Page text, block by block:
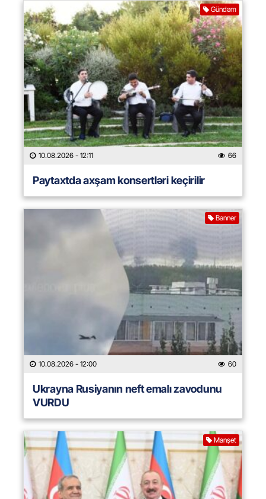
Gündəm
10.08.2026 - 12:11 66
Paytaxtda axşam konsertləri keçirilir
Banner
10.08.2026 - 12:00 60
Ukrayna Rusiyanın neft emalı zavodunu
VURDU
Manşet